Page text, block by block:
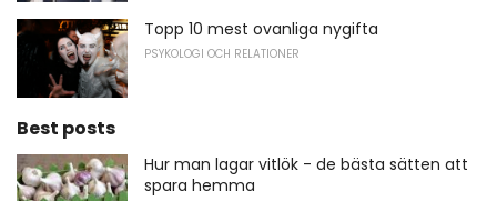
Topp 10 mest ovanliga nygifta
PSYKOLOGI OCH RELATIONER
Best posts
Hur man lagar vitlök - de bästa sätten att
spara hemma